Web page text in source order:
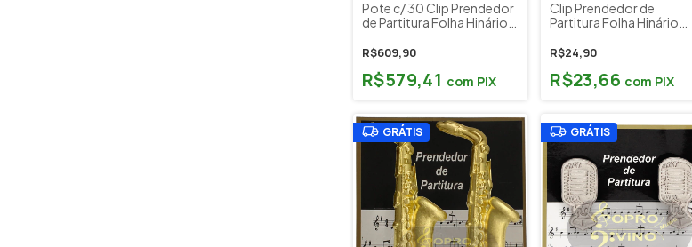
Pote c/ 30 Clip Prendedor
de Partitura Folha Hinário
15983
R$609,90
R$579,41 com PIX
Clip Prendedor de
Partitura Folha Hinário
15983
R$24,90
R$23,66 com PIX
GRÁTIS GRÁTIS